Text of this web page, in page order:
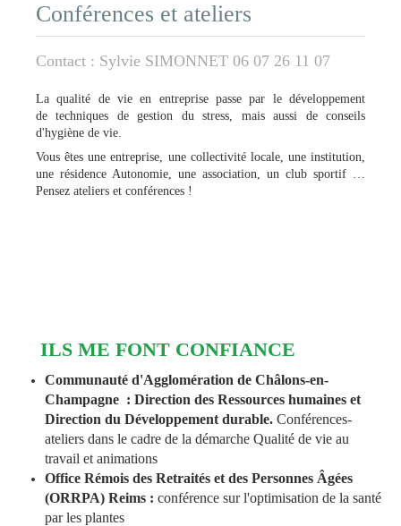
Conférences et ateliers
Contact : Sylvie SIMONNET 06 07 26 11 07
La qualité de vie en entreprise passe par le développement
de techniques de gestion du stress, mais aussi de conseils
d'hygiène de vie.
Vous êtes une entreprise, une collectivité locale, une institution,
une résidence Autonomie, une association, un club sportif …
Pensez ateliers et conférences !
ILS ME FONT CONFIANCE
Communauté d'Agglomération de Châlons-en-
Champagne : Direction des Ressources humaines et
Direction du Développement durable. Conférences-
ateliers dans le cadre de la démarche Qualité de vie au
travail et animations
Office Rémois des Retraités et des Personnes Âgées
(ORRPA) Reims : conférence sur l'optimisation de la santé
par les plantes